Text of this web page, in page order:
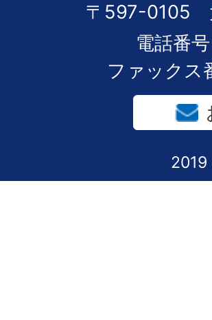
〒597-0105
電話番
ファック